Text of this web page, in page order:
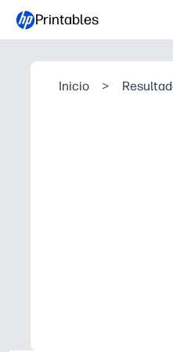
Printables
Inicio >